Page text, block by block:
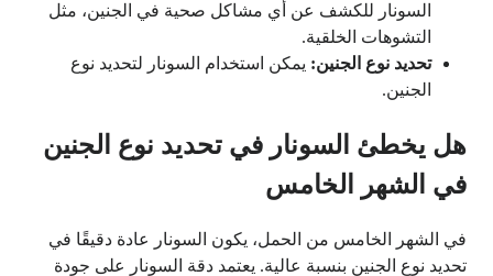
السونار للكشف عن أي مشاكل صحية في الجنين، مثل
التشوهات الخلقية.
تحديد نوع الجنين: يمكن استخدام السونار لتحديد نوع
الجنين.
هل يخطئ السونار في تحديد نوع الجنين
في الشهر الخامس
في الشهر الخامس من الحمل، يكون السونار عادة دقيقًا في
تحديد نوع الجنين بنسبة عالية. يعتمد دقة السونار على جودة